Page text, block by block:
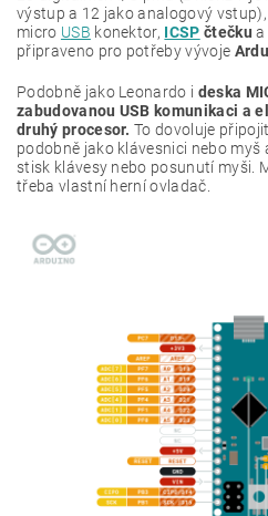
výstup a 12 jako analogový
micro USB konektor, ICSP čtečku a
připraveno pro potřeby vývoje
Podobně jako Leonardo i deska
zabudovanou USB komunikaci a
druhý procesor. To dovoluje
podobně jako klávesnici nebo myš
stisk klávesy nebo posunutí myši.
třeba vlastní herní ovladač.